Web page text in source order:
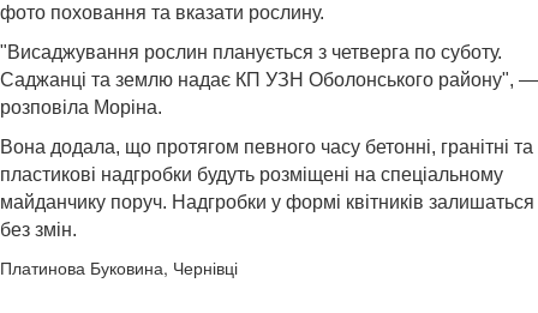
фото поховання та вказати рослину.
"Висаджування рослин планується з четверга по суботу.
Саджанці та землю надає КП УЗН Оболонського району", —
розповіла Моріна.
Вона додала, що протягом певного часу бетонні, гранітні та
пластикові надгробки будуть розміщені на спеціальному
майданчику поруч. Надгробки у формі квітників залишаться
без змін.
Платинова Буковина, Чернівці